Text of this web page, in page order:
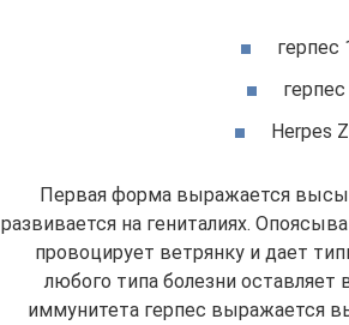
герпес
Herpes
Первая форма выражается
развивается на гениталиях.
провоцирует ветрянку и дает
любого типа болезни оставляет
иммунитета герпес выражается